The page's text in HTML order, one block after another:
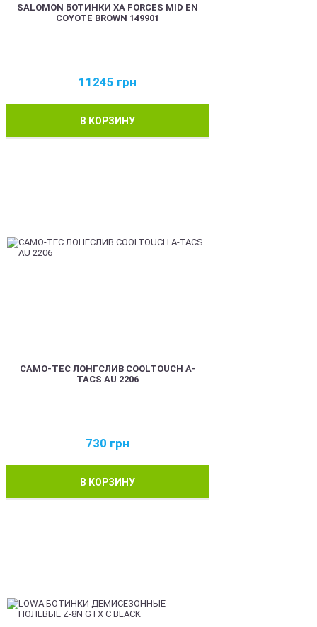
SALOMON БОТИНКИ XA FORCES MID EN
COYOTE BROWN 149901
11245 грн
В КОРЗИНУ
CAMO-TEC ЛОНГСЛИВ COOLTOUCH A-
TACS AU 2206
730 грн
В КОРЗИНУ